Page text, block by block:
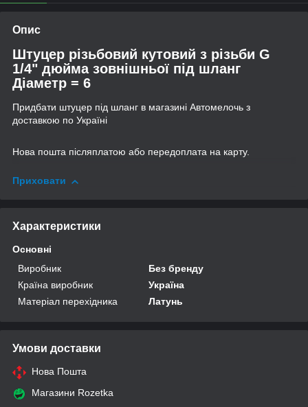
Опис
Штуцер різьбовий кутовий з різьби G
1/4" дюйма зовнішньої під шланг
Діаметр = 6
Придбати штуцер під шланг в магазині Автомелочь з
доставкою по Україні
Нова пошта післяплатою або передоплата на карту.
Приховати
Характеристики
Основні
Виробник
Без бренду
Країна виробник
Україна
Матеріал перехідника
Латунь
Умови доставки
Нова Пошта
Магазини Rozetka